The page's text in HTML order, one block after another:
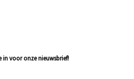
in voor onze nieuwsbrief!